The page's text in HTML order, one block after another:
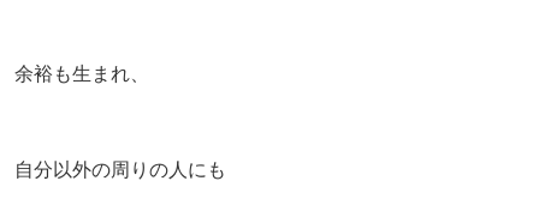
余裕も生まれ、
自分以外の周りの人にも